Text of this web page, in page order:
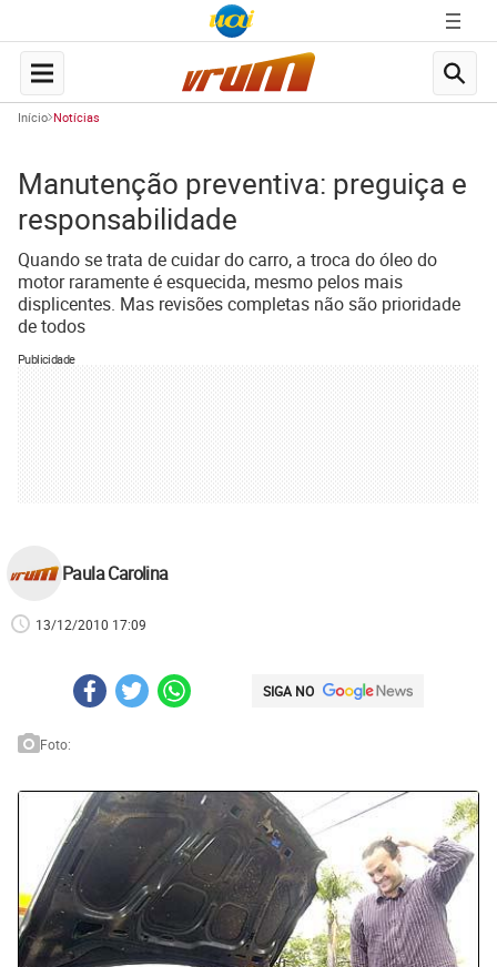
Início Notícias
Manutenção preventiva: preguiça e
responsabilidade
Quando se trata de cuidar do carro, a troca do óleo do
motor raramente é esquecida, mesmo pelos mais
displicentes. Mas revisões completas não são prioridade
de todos
Publicidade
Paula Carolina
13/12/2010 17:09
SIGA NO
Foto: